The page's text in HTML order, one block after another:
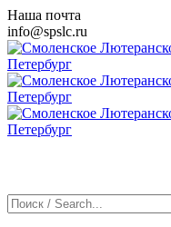
Наша почта
info@spslc.ru